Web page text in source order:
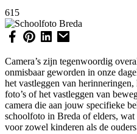
615
Camera’s zijn tegenwoordig
onmisbaar geworden in onze
het vastleggen van
foto’s of het vastleggen van
camera die aan jouw specifieke
schoolfoto in Breda of elders,
voor zowel kinderen als de